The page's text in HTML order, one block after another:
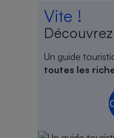
Vite !
Un guide
toutes les